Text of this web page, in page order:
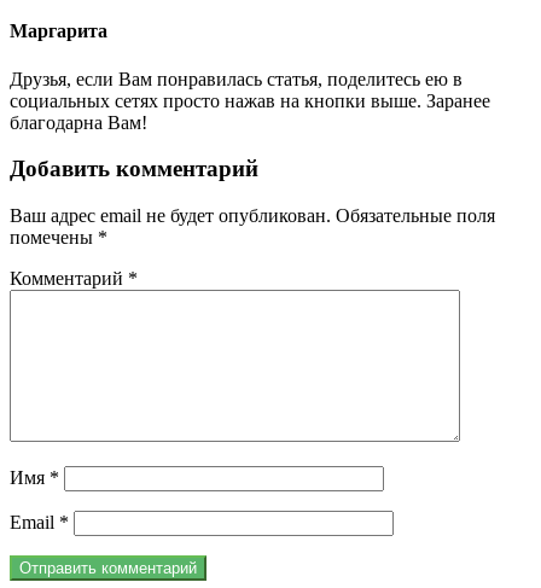
Маргарита
Друзья, если Вам понравилась статья, поделитесь ею в
социальных сетях просто нажав на кнопки выше. Заранее
благодарна Вам!
Добавить комментарий
Ваш адрес email не будет опубликован. Обязательные поля
помечены *
Комментарий *
Имя *
Email *